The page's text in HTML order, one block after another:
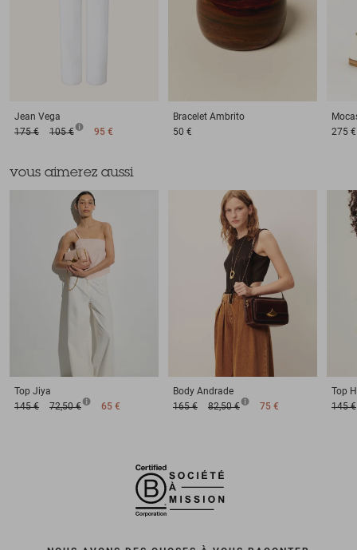
Jean Vega
175 €
105 € 95 €
Bracelet Ambrito
50 €
275 €
vous aimerez aussi
Top Jiya
145 €
72,50 € 65 €
Body Andrade
165 €
82,50 € 75 €
Top
145 €